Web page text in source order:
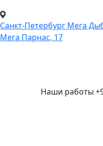
Санкт-Петербург Мега
Мега Парнас, 17
Наши работы